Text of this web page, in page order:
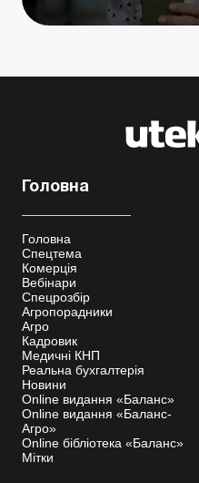
Головна
Головна
Спецтема
Комерція
Вебінари
Спецрозбір
Агропорадники
Агро
Кадровик
Медичні КНП
Реальна бухгалтерія
Новини
Online видання «Баланс»
Online видання «Баланс-
Агро»
Online бібліотека «Баланс»
Мітки